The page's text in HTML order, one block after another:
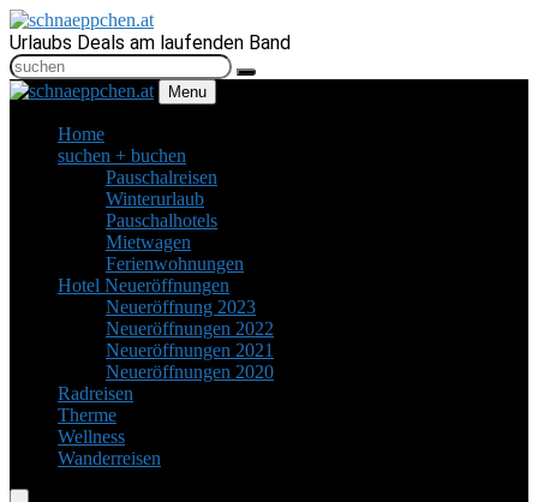
Urlaubs Deals am laufenden Band
Menu
Home
suchen + buchen
Pauschalreisen
Winterurlaub
Pauschalhotels
Mietwagen
Ferienwohnungen
Hotel Neueröffnungen
Neueröffnung 2023
Neueröffnungen 2022
Neueröffnungen 2021
Neueröffnungen 2020
Radreisen
Therme
Wellness
Wanderreisen